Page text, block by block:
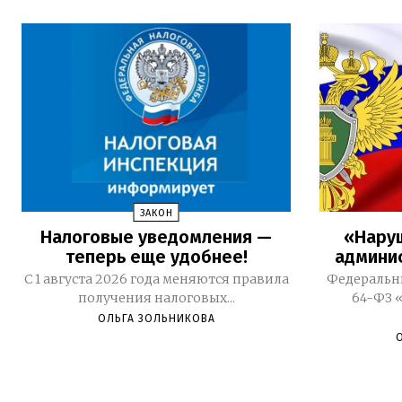
ЗАКОН
Налоговые уведомления —
теперь еще удобнее!
С 1 августа 2026 года меняются правила
получения налоговых...
ОЛЬГА ЗОЛЬНИКОВА
64-ФЗ